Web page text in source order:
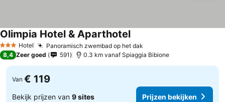
3 SterrenHotel Panoramisch zwembad op het dak
Olimpia Hotel & AparthotelPrijzen bekijken
8,4 Zeer goed 591 0.3 km vanaf Spiaggia Bibione
Van € 119
Bekijk prijzen van 9 sites Prijzen bekijken